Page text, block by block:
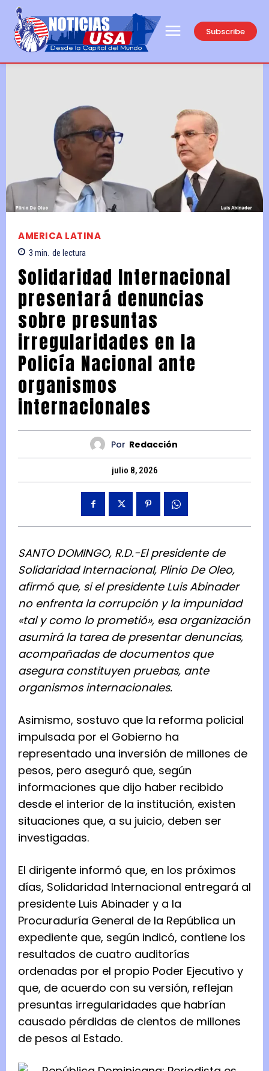
Subscribe
AMERICA LATINA
3 min. de lectura
Solidaridad Internacional
presentará denuncias
sobre presuntas
irregularidades en la
Policía Nacional ante
organismos
internacionales
Por Redacción
julio 8, 2026
SANTO DOMINGO, R.D.-El presidente de
Solidaridad Internacional, Plinio De Oleo,
afirmó que, si el presidente Luis Abinader
no enfrenta la corrupción y la impunidad
«tal y como lo prometió», esa organización
asumirá la tarea de presentar denuncias,
acompañadas de documentos que
asegura constituyen pruebas, ante
organismos internacionales.
S
A
N
T
O
D
O
M
N
G
O
,
R
.
E
l
p
r
e
Asimismo, sostuvo que la reforma policial
impulsada por el Gobierno ha
representado una inversión de millones de
pesos, pero aseguró que, según
informaciones que dijo haber recibido
desde el interior de la institución, existen
situaciones que, a su juicio, deben ser
investigadas.
El dirigente informó que, en los próximos
días, Solidaridad Internacional entregará al
presidente Luis Abinader y a la
Procuraduría General de la República un
expediente que, según indicó, contiene los
resultados de cuatro auditorías
ordenadas por el propio Poder Ejecutivo y
que, de acuerdo con su versión, reflejan
presuntas irregularidades que habrían
causado pérdidas de cientos de millones
de pesos al Estado.